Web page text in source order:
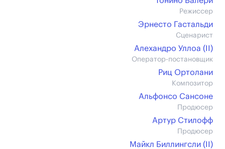
Режиссер
Эрнесто Гастальди
Сценарист
Алехандро Уллоа (II)
Оператор-постановщик
Риц Ортолани
Композитор
Альфонсо Сансоне
Продюсер
Артур Стилофф
Продюсер
Майкл Биллингсли (II)